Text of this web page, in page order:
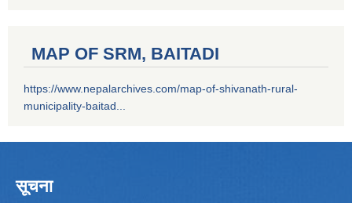
MAP OF SRM, BAITADI
https://www.nepalarchives.com/map-of-shivanath-rural-
municipality-baitad...
सूचना